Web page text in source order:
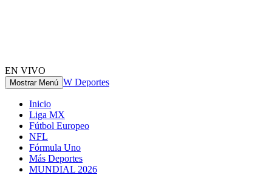
EN VIVO
Mostrar Menú W Deportes
Inicio
Liga MX
Fútbol Europeo
NFL
Fórmula Uno
Más Deportes
MUNDIAL 2026